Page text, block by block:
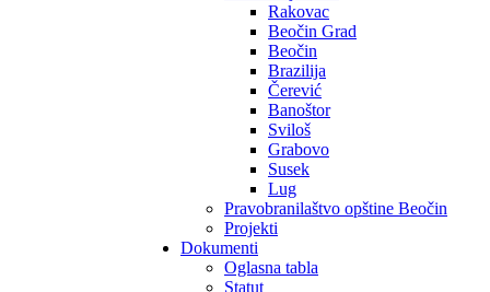
Rakovac
Beočin Grad
Beočin
Brazilija
Čerević
Banoštor
Sviloš
Grabovo
Susek
Lug
Pravobranilaštvo opštine Beočin
Projekti
Dokumenti
Oglasna tabla
Statut